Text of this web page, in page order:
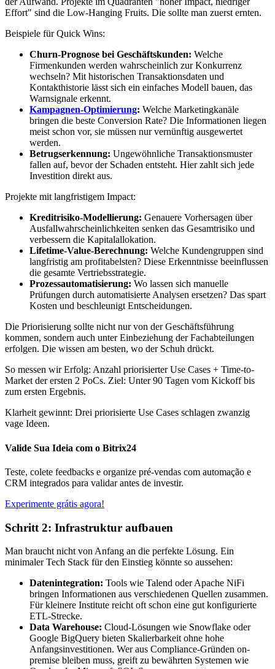
Effort" sind die Low-Hanging Fruits. Die sollte man zuerst ernten.
Beispiele für Quick Wins:
Churn-Prognose bei Geschäftskunden: Welche
Firmenkunden werden wahrscheinlich zur Konkurrenz
wechseln? Mit historischen Transaktionsdaten und
Kontakthistorie lässt sich ein einfaches Modell bauen, das
Warnsignale erkennt.
Kampagnen-Optimierung: Welche Marketingkanäle
bringen die beste Conversion Rate? Die Informationen liegen
meist schon vor, sie müssen nur vernünftig ausgewertet
werden.
Betrugserkennung: Ungewöhnliche Transaktionsmuster
fallen auf, bevor der Schaden entsteht. Hier zahlt sich jede
Investition direkt aus.
Projekte mit langfristigem Impact:
Kreditrisiko-Modellierung: Genauere Vorhersagen über
Ausfallwahrscheinlichkeiten senken das Gesamtrisiko und
verbessern die Kapitalallokation.
Lifetime-Value-Berechnung: Welche Kundengruppen sind
langfristig am profitabelsten? Diese Erkenntnisse beeinflussen
die gesamte Vertriebsstrategie.
Prozessautomatisierung: Wo lassen sich manuelle
Prüfungen durch automatisierte Analysen ersetzen? Das spart
Kosten und beschleunigt Entscheidungen.
Die Priorisierung sollte nicht nur von der Geschäftsführung
kommen, sondern auch unter Einbeziehung der Fachabteilungen
erfolgen. Die wissen am besten, wo der Schuh drückt.
So messen wir Erfolg: Anzahl priorisierter Use Cases + Time-to-
Market der ersten 2 PoCs. Ziel: Unter 90 Tagen vom Kickoff bis
zum ersten Ergebnis.
Klarheit gewinnt: Drei priorisierte Use Cases schlagen zwanzig
vage Ideen.
Valide Sua Ideia com o Bitrix24
Teste, colete feedbacks e organize pré-vendas com automação e
CRM integrados para validar antes de investir.
Experimente grátis agora!
Schritt 2: Infrastruktur aufbauen
Man braucht nicht von Anfang an die perfekte Lösung. Ein
minimaler Tech Stack für den Einstieg könnte so aussehen:
Datenintegration: Tools wie Talend oder Apache NiFi
bringen Informationen aus verschiedenen Quellen zusammen.
Für kleinere Institute reicht oft schon eine gut konfigurierte
ETL-Strecke.
Data Warehouse: Cloud-Lösungen wie Snowflake oder
Google BigQuery bieten Skalierbarkeit ohne hohe
Anfangsinvestitionen. Wer aus Compliance-Gründen on-
premise bleiben muss, greift zu bewährten Systemen wie